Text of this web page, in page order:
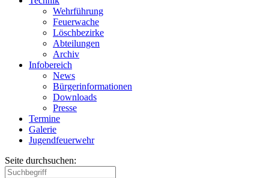
Wehrführung
Feuerwache
Löschbezirke
Abteilungen
Archiv
Infobereich
News
Bürgerinformationen
Downloads
Presse
Termine
Galerie
Jugendfeuerwehr
Seite durchsuchen: